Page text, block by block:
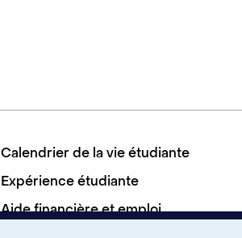
Calendrier de la vie étudiante
Expérience étudiante
Aide financière et emploi